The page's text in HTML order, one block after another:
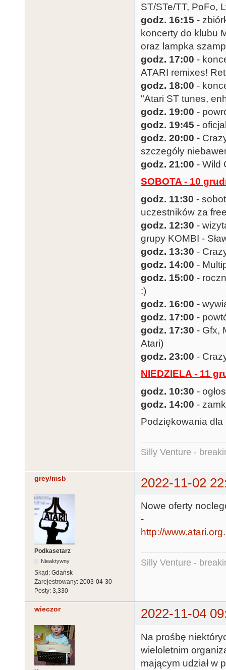
ST/STe/TT, PoFo,
godz. 16:15 -
koncerty do klubu
oraz lampka
godz. 17:00 -
ATARI remixes!
godz. 18:00 -
"Atari ST tunes,
godz. 19:00 -
godz. 19:45 -
godz. 20:00 -
szczegóły
godz. 21:00 - Wild
SOBOTA - 10
godz. 11:30 -
uczestników za
godz. 12:30 -
grupy KOMBI -
godz. 13:30 -
godz. 14:00 -
godz. 15:00 -
:)
godz. 16:00 -
godz. 17:00 -
godz. 17:30 - Gfx,
Atari)
godz. 23:00 -
NIEDZIELA - 11
godz. 10:30 -
godz. 14:00 -
Podziękowania dla
Silly Venture -
grey/msb 2022-11-02
Podkasetarz
Nieaktywny
Skąd: Gdańsk
Zarejestrowany: 2003-04-30
Posty: 3,330
Nowe oferty
-
http://
Silly Venture -
wieczor 2022-11-04
Na prośbę
wieloletnim
mającym udział w